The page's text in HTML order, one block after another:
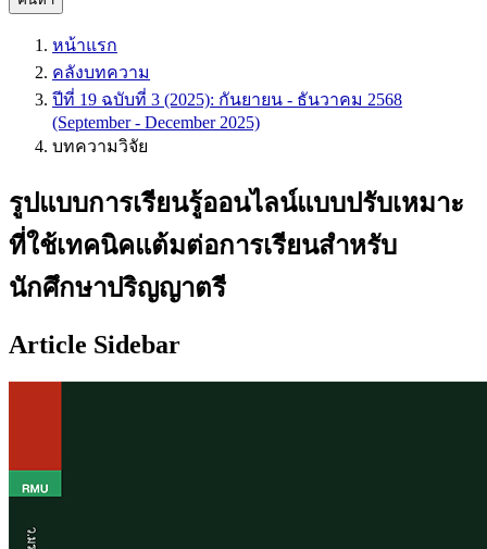
หน้าแรก
คลังบทความ
ปีที่ 19 ฉบับที่ 3 (2025): กันยายน - ธันวาคม 2568
(September - December 2025)
บทความวิจัย
รูปแบบการเรียนรู้ออนไลน์แบบปรับเหมาะ
ที่ใช้เทคนิคแต้มต่อการเรียนสำหรับ
นักศึกษาปริญญาตรี
Article Sidebar